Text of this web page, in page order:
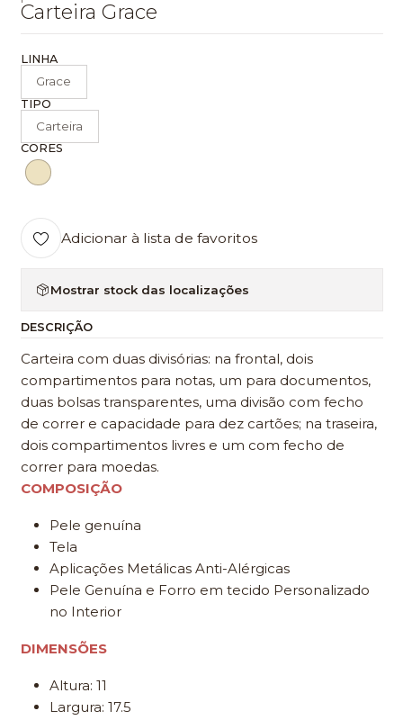
Carteira Grace
LINHA
Grace
TIPO
Carteira
CORES
Adicionar à lista de favoritos
Mostrar stock das localizações
DESCRIÇÃO
Carteira com duas divisórias: na frontal, dois
compartimentos para notas, um para documentos,
duas bolsas transparentes, uma divisão com fecho
de correr e capacidade para dez cartões; na traseira,
dois compartimentos livres e um com fecho de
correr para moedas.
COMPOSIÇÃO
Pele genuína
Tela
Aplicações Metálicas Anti-Alérgicas
Pele Genuína e Forro em tecido Personalizado
no Interior
DIMENSÕES
Altura: 11
Largura: 17.5